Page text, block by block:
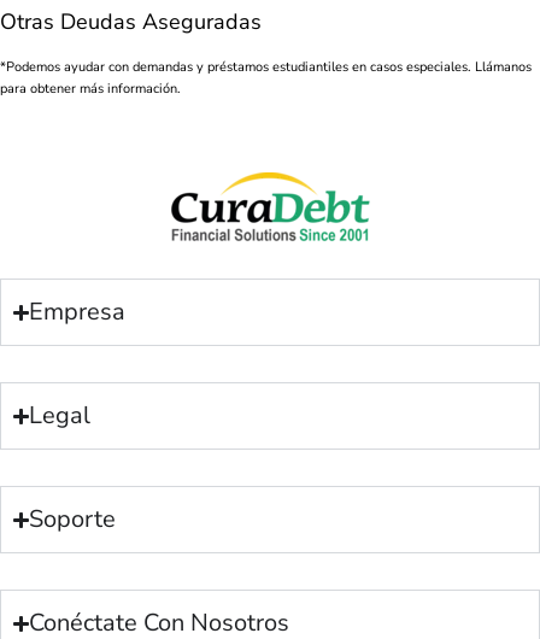
Otras Deudas Aseguradas
*Podemos ayudar con demandas y préstamos estudiantiles en casos especiales. Llámanos
para obtener más información.
Empresa
Legal
Soporte
Conéctate Con Nosotros